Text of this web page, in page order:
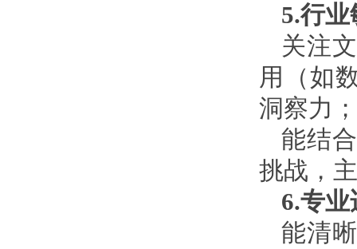
5.行
关注
用（如
洞察力；
能结
挑战，
6.专
能清